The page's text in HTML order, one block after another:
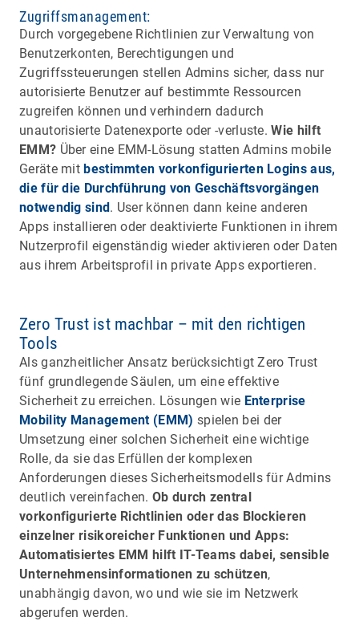
Zugriffsmanagement:
Durch vorgegebene Richtlinien zur Verwaltung von
Benutzerkonten, Berechtigungen und
Zugriffssteuerungen stellen Admins sicher, dass nur
autorisierte Benutzer auf bestimmte Ressourcen
zugreifen können und verhindern dadurch
unautorisierte Datenexporte oder -verluste.Wie hilft
EMM? Über eine EMM-Lösung statten Admins mobile
Geräte mitbestimmten vorkonfigurierten Logins aus,
die für die Durchführung von Geschäftsvorgängen
notwendig sind. User können dann keine anderen
Apps installieren oder deaktivierte Funktionen in ihrem
Nutzerprofil eigenständig wieder aktivieren oder Daten
aus ihrem Arbeitsprofil in private Apps exportieren.
Zero Trust ist machbar – mit den richtigen
Tools
Als ganzheitlicher Ansatz berücksichtigt Zero Trust
fünf grundlegende Säulen, um eine effektive
Sicherheit zu erreichen. Lösungen wie Enterprise
Mobility Management (EMM) spielen bei der
Umsetzung einer solchen Sicherheit eine wichtige
Rolle, da sie das Erfüllen der komplexen
Anforderungen dieses Sicherheitsmodells für Admins
deutlich vereinfachen. Ob durch zentral
vorkonfigurierte Richtlinien oder das Blockieren
einzelner risikoreicher Funktionen und Apps:
Automatisiertes EMM hilft IT-Teams dabei, sensible
Unternehmensinformationen zu schützen,
unabhängig davon, wo und wie sie im Netzwerk
abgerufen werden.